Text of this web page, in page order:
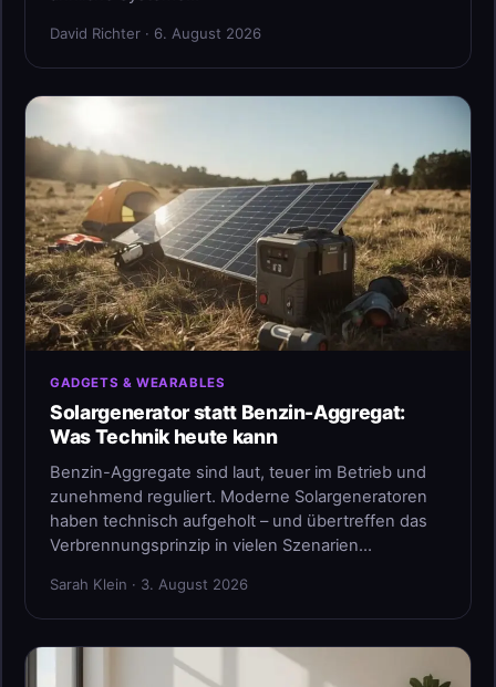
David Richter · 6. August 2026
GADGETS & WEARABLES
Solargenerator statt Benzin-Aggregat:
Was Technik heute kann
Benzin-Aggregate sind laut, teuer im Betrieb und
zunehmend reguliert. Moderne Solargeneratoren
haben technisch aufgeholt – und übertreffen das
Verbrennungsprinzip in vielen Szenarien…
Sarah Klein · 3. August 2026